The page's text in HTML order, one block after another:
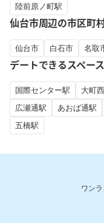
陸前原ノ町駅
仙台市周辺の市区町
仙台市 白石市 名取
デートできるスペー
国際センター駅 大町
広瀬通駅
あおば通駅
五橋駅
ワン